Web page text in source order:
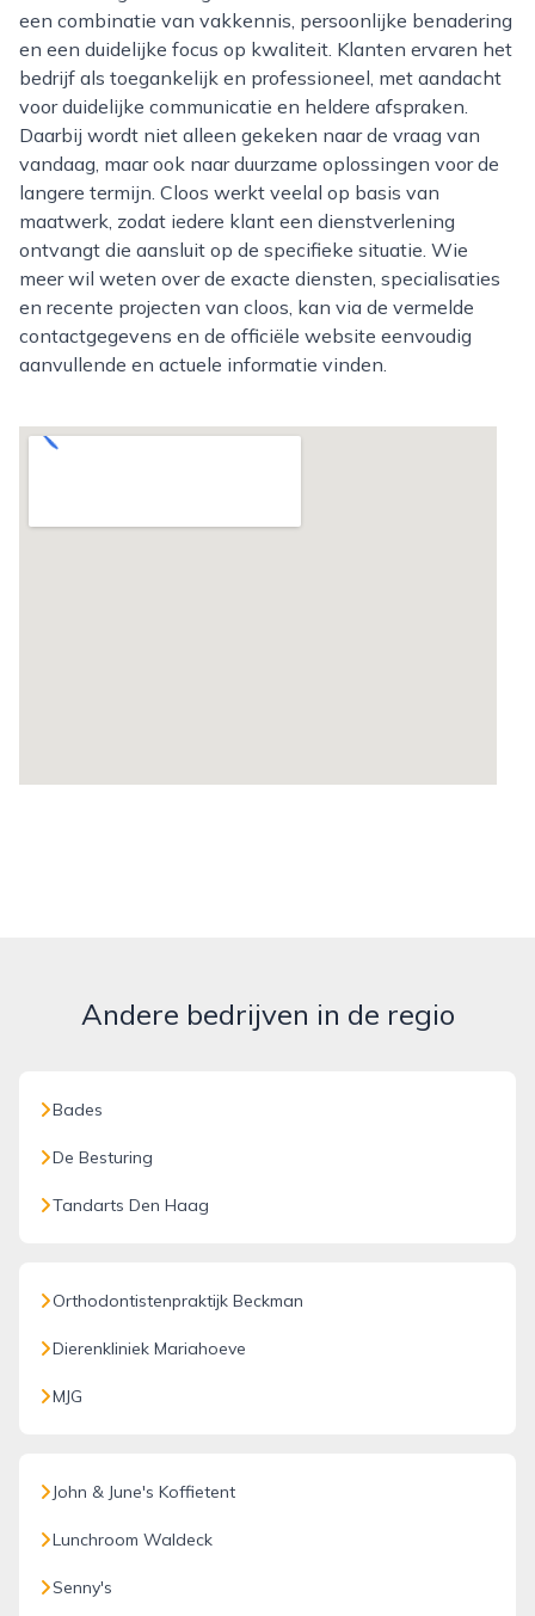
een combinatie van vakkennis, persoonlijke benadering
en een duidelijke focus op kwaliteit. Klanten ervaren het
bedrijf als toegankelijk en professioneel, met aandacht
voor duidelijke communicatie en heldere afspraken.
Daarbij wordt niet alleen gekeken naar de vraag van
vandaag, maar ook naar duurzame oplossingen voor de
langere termijn. Cloos werkt veelal op basis van
maatwerk, zodat iedere klant een dienstverlening
ontvangt die aansluit op de specifieke situatie. Wie
meer wil weten over de exacte diensten, specialisaties
en recente projecten van cloos, kan via de vermelde
contactgegevens en de officiële website eenvoudig
aanvullende en actuele informatie vinden.
Andere bedrijven in de regio
Bades
De Besturing
Tandarts Den Haag
Orthodontistenpraktijk Beckman
Dierenkliniek Mariahoeve
MJG
John & June's Koffietent
Lunchroom Waldeck
Senny's